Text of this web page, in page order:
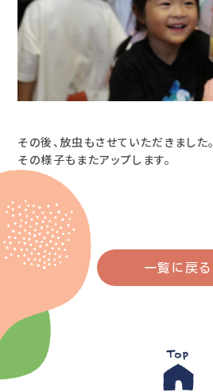
その後、放虫もさせていただきました。
その様子もまたアップします。
一覧に戻る